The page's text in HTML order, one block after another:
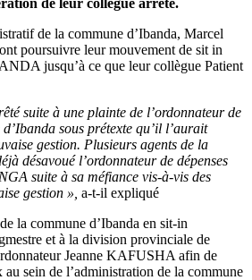
de la commune d’Ibanda, Marcel
poursuivre leur mouvement de sit in
jusqu’à ce que leur collègue Patient
suite à une plainte de l’ordonnateur de
sous prétexte qu’il l’aurait
gestion. Plusieurs agents de la
désavoué l’ordonnateur de dépenses
suite à sa méfiance vis-à-vis des
gestion », a-t-il expliqué
la commune d’Ibanda en sit-in
et à la division provinciale de
Jeanne KAFUSHA afin de
sein de l’administration de la commune